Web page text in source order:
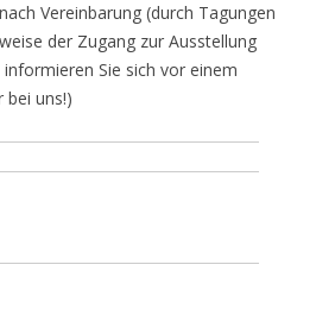
Vereinbarung (durch Tagungen
der Zugang zur Ausstellung
Sie sich vor einem
bei uns!)